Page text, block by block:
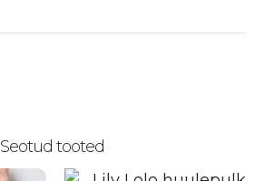
Seotud tooted